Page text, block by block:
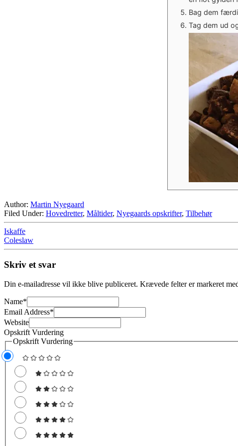
Bag dem
Tag dem ud
Author: Martin Nyegaard
Filed Under: Hovedretter, Måltider, Nyegaards opskrifter, Tilbehør
Iskaffe
Coleslaw
Skriv et svar
Din e-mailadresse vil ikke blive publiceret. Krævede felter er markeret
Name*
Email Address*
Website
Opskrift Vurdering
Opskrift Vurdering